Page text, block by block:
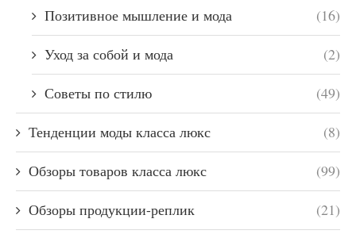
Позитивное мышление и мода (16)
Уход за собой и мода (2)
Советы по стилю (49)
Тенденции моды класса люкс (8)
Обзоры товаров класса люкс (99)
Обзоры продукции-реплик (21)